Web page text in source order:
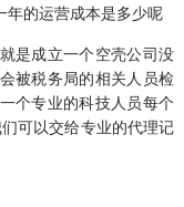
年的运营成本是多少呢
是成立一个空壳公司没
被税务局的相关人员检
个专业的科技人员每个
可以交给专业的代理记